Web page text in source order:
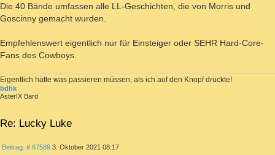
Die 40 Bände umfassen alle LL-Geschichten, die von Morris und
Goscinny gemacht wurden.
Empfehlenswert eigentlich nur für Einsteiger oder SEHR Hard-Core-
Fans des Cowboys.
Eigentlich hätte was passieren müssen, als ich auf den Knopf drückte!
bdhk
AsterIX Bard
Re: Lucky Luke
Beitrag: # 67589Beitrag
3. Oktober 2021 08:17